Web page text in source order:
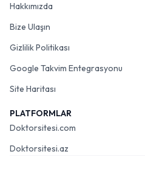
Hakkımızda
Bize Ulaşın
Gizlilik Politikası
Google Takvim Entegrasyonu
Site Haritası
PLATFORMLAR
Doktorsitesi.com
Doktorsitesi.az